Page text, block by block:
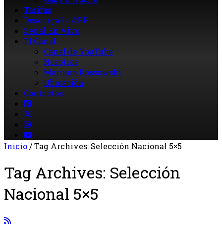
Tarifas
Descarga la APP
Señal En Vivo
El Canal
Canal de YouTube
Nosotros
Mariano Kossowski
Ubicación
Contactos
Inicio/Tag Archives: Selección Nacional 5×5
Tag Archives: Selección
Nacional 5×5